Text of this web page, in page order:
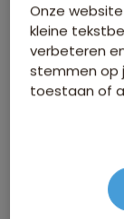
Kan ik ook
reis?
De reis
Onze
kleine
verbeteren
stemmen op
toestaan of